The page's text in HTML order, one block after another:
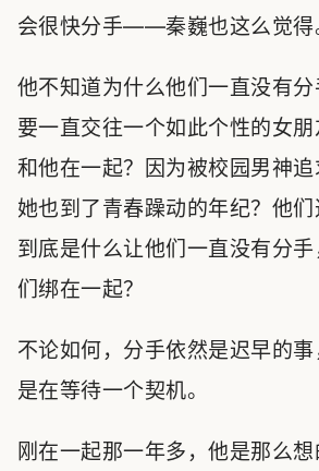
会很快分手——秦巍也这么觉得
他不知道为什么他们一直没有
要一直交往一个如此个性的女
和他在一起？因为被校园男神
她也到了青春躁动的年纪？他们
到底是什么让他们一直没有分
们绑在一起？
不论如何，分手依然是迟早的
是在等待一个契机。
刚在一起那一年多，他是那么想